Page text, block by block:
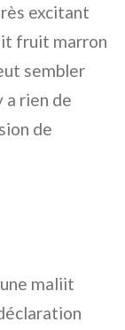
excitant
fruit marron
sembler
a rien de
de
maliit